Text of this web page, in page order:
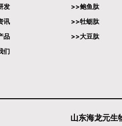
发
讯
品
们
>>鲍鱼肽
>>牡蛎肽
>>大豆肽
山东海龙元